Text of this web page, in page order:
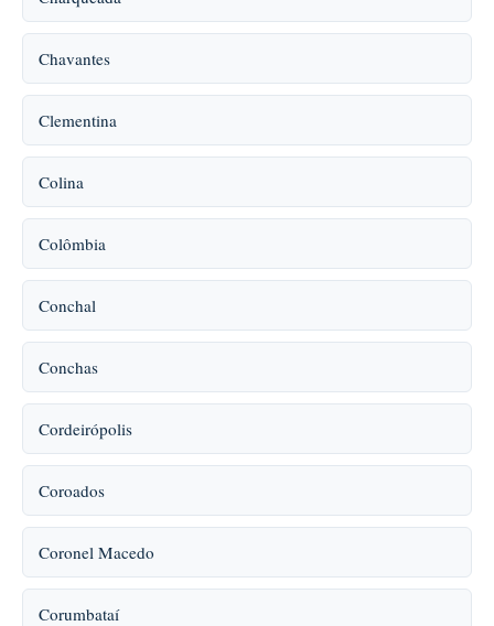
Chavantes
Clementina
Colina
Colômbia
Conchal
Conchas
Cordeirópolis
Coroados
Coronel Macedo
Corumbataí